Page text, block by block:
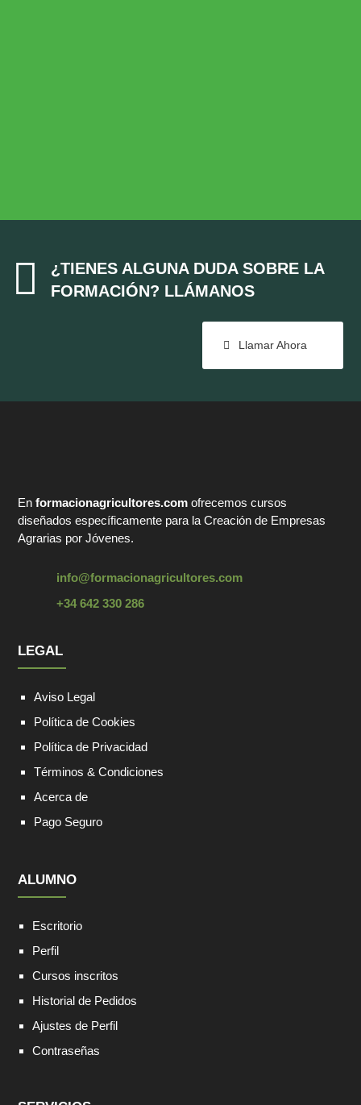

¿TIENES ALGUNA DUDA SOBRE LA
FORMACIÓN? LLÁMANOS
Llamar Ahora
Enformacionagricultores.com ofrecemos cursos
diseñados específicamente para la Creación de Empresas
Agrarias por Jóvenes.
info@formacionagricultores.com
+34 642 330 286
LEGAL
Aviso Legal
Política de Cookies
Política de Privacidad
Términos & Condiciones
Acerca de
Pago Seguro
ALUMNO
Escritorio
Perfil
Cursos inscritos
Historial de Pedidos
Ajustes de Perfil
Contraseñas